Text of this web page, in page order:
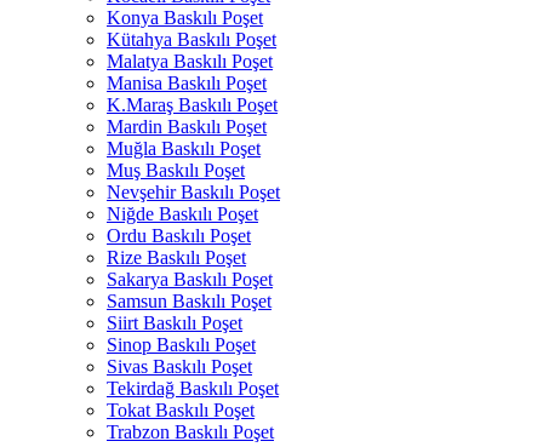
Konya Baskılı Poşet
Kütahya Baskılı Poşet
Malatya Baskılı Poşet
Manisa Baskılı Poşet
K.Maraş Baskılı Poşet
Mardin Baskılı Poşet
Muğla Baskılı Poşet
Muş Baskılı Poşet
Nevşehir Baskılı Poşet
Niğde Baskılı Poşet
Ordu Baskılı Poşet
Rize Baskılı Poşet
Sakarya Baskılı Poşet
Samsun Baskılı Poşet
Siirt Baskılı Poşet
Sinop Baskılı Poşet
Sivas Baskılı Poşet
Tekirdağ Baskılı Poşet
Tokat Baskılı Poşet
Trabzon Baskılı Poşet